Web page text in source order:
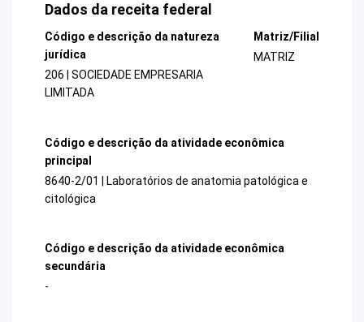
Dados da receita federal
Código e descrição da natureza
jurídica
206 | SOCIEDADE EMPRESARIA
LIMITADA
Matriz/Filial
MATRIZ
Código e descrição da atividade econômica
principal
8640-2/01 | Laboratórios de anatomia patológica e
citológica
Código e descrição da atividade econômica
secundária
-